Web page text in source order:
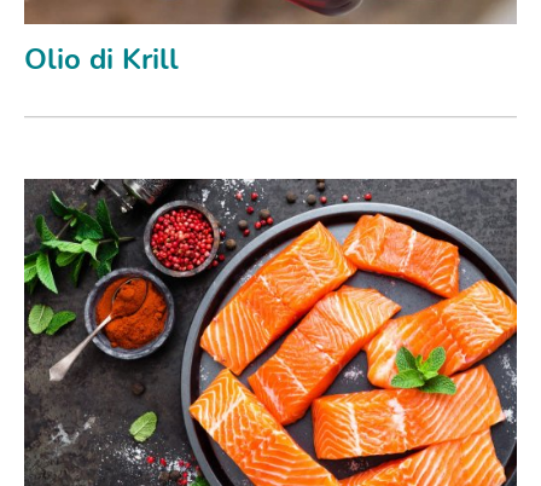
Olio di Krill